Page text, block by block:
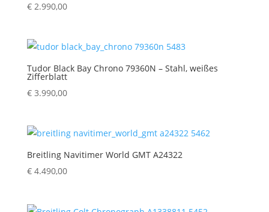
€2.990,00
Tudor Black Bay Chrono 79360N – Stahl, weißes
Zifferblatt
€3.990,00
Breitling Navitimer World GMT A24322
€4.490,00